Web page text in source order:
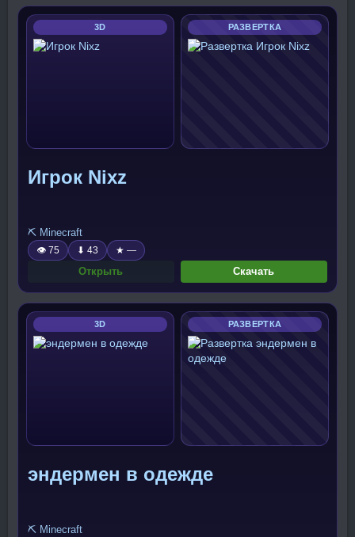
3D РАЗВЕРТКА
Игрок Nixz
⛏️ Minecraft
👁 75 ⬇ 43 ★ —
Открыть Скачать
3D РАЗВЕРТКА
эндермен в одежде
⛏️ Minecraft